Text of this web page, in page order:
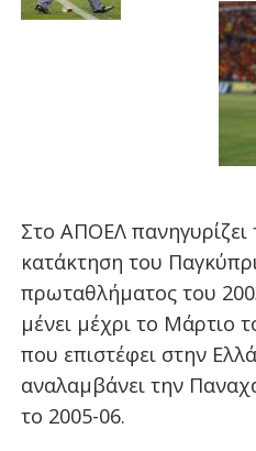
Στο ΑΠΟΕΛ πανηγυρίζει
κατάκτηση του
πρωταθλήματος του
μένει μέχρι το Μάρτιο
που επιστέφει στην
αναλαμβάνει την
το 2005-06.